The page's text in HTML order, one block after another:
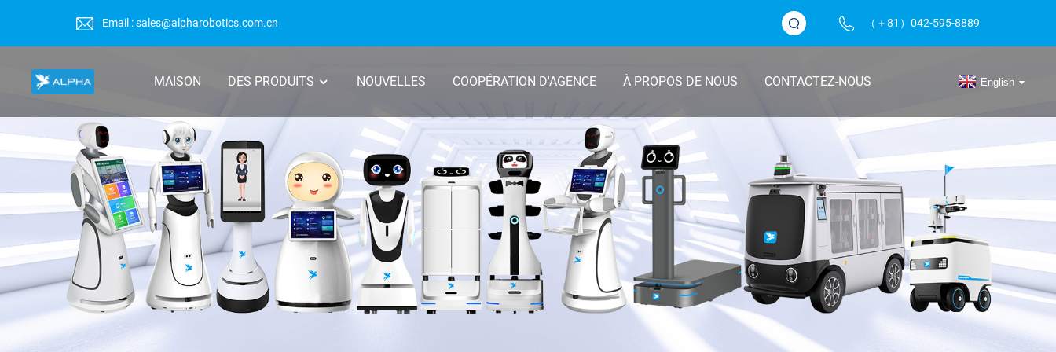
Email : sales@alpharobotics.com.cn （＋81）042-595-8889
MAISON DES PRODUITS NOUVELLES COOPÉRATION D'AGENCE À PROPOS DE NOUS CONTACTEZ-NOUS English